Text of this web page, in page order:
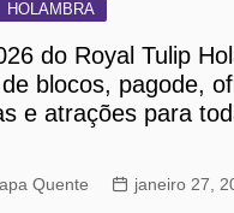
HOLAMBRA
do Royal Tulip
blocos, pagode,
e atrações para
Quente
janeiro 27,